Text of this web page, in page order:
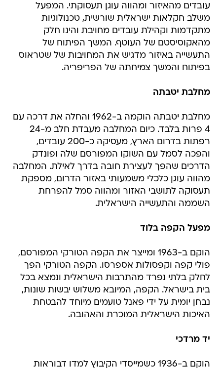
עובדים מהאיזור ומהווה עוגן תעסוקתי. המפעל
משלב חקלאות ישראלית שורשית, טכנולוגיות
מתקדמות וקהילת עובדים מחויבת והינו חלק
מהאקוסיסטם של העוטף. המשך הפיתוח של
התעשייה באיזור מדגיש את המחויבות של שטראוס
בפיתוח והמשך צמיחתה של הפריפריה.
מחלבת יטבתה
מחלבת יטבתה הוקמה ב-1962 והחלה את דרכה עם
4 פרות בלבד. כיום המחלבה מעבדת חלב מ-24
רפתות בדרום הארץ, מעסיקה כ-200 עובדים,
והפכה לסמל עם השוקו המפורסם שלה ופונדק
הדרכים שהפך לעצירת חובה בדרך לאילת. המחלבה
מהווה עוגן כלכלי משמעותי באזור הדרום, מספקת
תעסוקה לתושבי האזור ומהווה סמל להפרחת
השממה והתעשייה הישראלית.
מפעל הקפה בלוד
הוקם ב-1963 ומייצר את הקפה הטורקי המפורסם,
פולי קפה וקפסולות אספרסו. הקפה הטורקי הפך
לחלק בלתי נפרד מהתרבות הישראלית ונמצא בכל
בית בישראל. הקפה, המיובא משלוש יבשות שונות,
נבחן יומית על ידי פאנל טועמים מיוחד להבטחת
האיכות הישראלית המוכרת והאהובה.
יד מרדכי
הוקם ב-1936 כשמייסדי הקיבוץ למדו דבוראות